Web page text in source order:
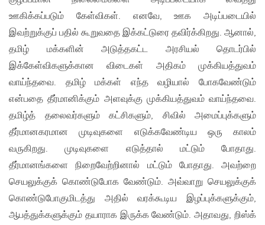
ஊகிக்கப்படும் கேள்விகள். எனவே, ஊக அடிப்படையில்
இவற்றுக்குப் பதில் கூறுவதை இக்கட்டுரை தவிர்க்கிறது. ஆனால்,
தமிழ் மக்களின் அடுத்தகட்ட அரசியல் தொடர்பில்
இக்கேள்விகளுக்கான விடைகள் அதிகம் முக்கியத்துவம்
வாய்ந்தவை. தமிழ் மக்கள் எந்த வழியால் போகவேண்டும்
என்பதை தீர்மானிக்கும் அளவுக்கு முக்கியத்துவம் வாய்ந்தவை.
தமிழ்த் தலைவர்களும் கட்சிகளும், சிவில் அமைப்புக்களும்
தீர்மானகரமான முடிவுகளை எடுக்கவேண்டிய ஒரு காலம்
வருகிறது. முடிவுகளை எடுத்தால் மட்டும் போதாது.
தீர்மானங்களை நிறைவேற்றினால் மட்டும் போதாது. அவற்றை
செயலுக்குக் கொண்டுபோக வேண்டும். அவ்வாறு செயலுக்குக்
கொண்டுபோகுமிடத்து அதில் வரக்கூடிய இழப்புக்களுக்கும்,
ஆபத்துக்களுக்கும் தயாராக இருக்க வேண்டும். அதாவது, றிஸ்க்